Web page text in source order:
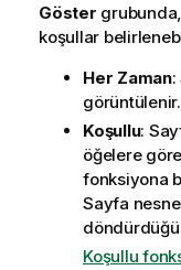
Göster
koşullar
Her Zaman:
görüntülenir.
Koşullu:
öğelere
fonksiyona
Sayfa
Koşullu